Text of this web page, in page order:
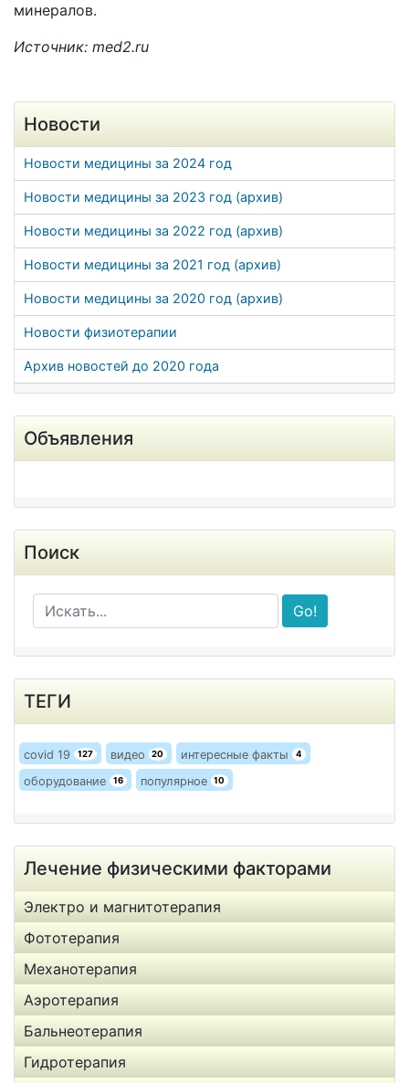
минералов.
Источник: med2.ru
Новости
Новости медицины за 2024 год
Новости медицины за 2023 год (архив)
Новости медицины за 2022 год (архив)
Новости медицины за 2021 год (архив)
Новости медицины за 2020 год (архив)
Новости физиотерапии
Архив новостей до 2020 года
Объявления
Поиск
Go!
ТЕГИ
covid 19 127 видео 20 интересные факты 4
оборудование 16 популярное 10
Лечение физическими факторами
Электро и магнитотерапия
Фототерапия
Механотерапия
Аэротерапия
Бальнеотерапия
Гидротерапия